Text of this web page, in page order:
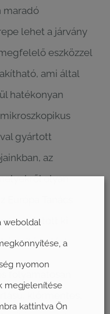
maradó
lehet a járvány
eszközzel
ami által
hatékonyan
gyártott
az
olyan
Európa Tanács
mutatott ki
hatást.
weboldal
a
nyomon
megjelenítése
kattintva Ön